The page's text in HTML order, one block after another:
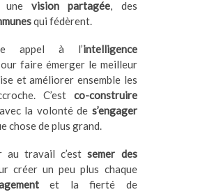
une vision partagée , des
qui fédèrent.
appel à l’intelligence
faire émerger le meilleur
et améliorer ensemble les
C’est co-construire
la volonté de s’engager
chose de plus grand.
au travail c’estsemer des
créer un peu plus chaque
et la fierté de